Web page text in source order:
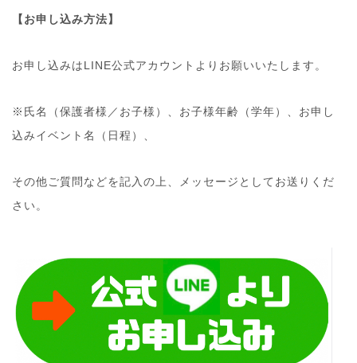
【お申し込み方法】
お申し込みはLINE公式アカウントよりお願いいたします。
※氏名（保護者様／お子様）、お子様年齢（学年）、お申し
込みイベント名（日程）、
その他ご質問などを記入の上、メッセージとしてお送りくだ
さい。